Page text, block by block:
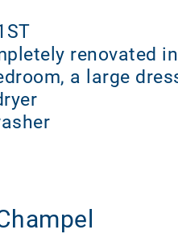
renovated
a large